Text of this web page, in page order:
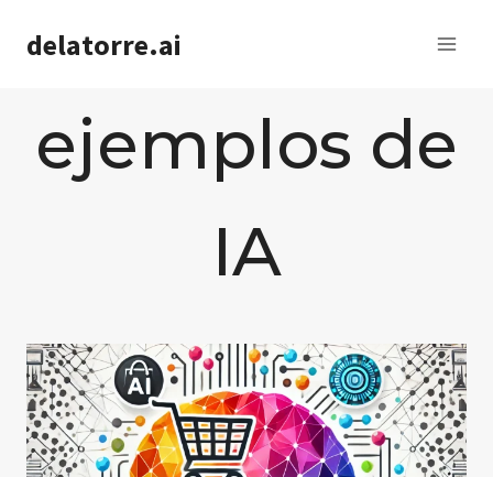
delatorre.ai
ejemplos de
IA